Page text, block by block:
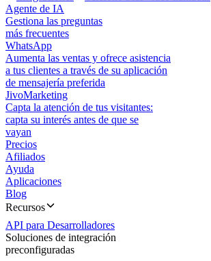
Agente de IA
Gestiona las preguntas
más frecuentes
WhatsApp
Aumenta las ventas y ofrece asistencia
a tus clientes a través de su aplicación
de mensajería preferida
JivoMarketing
Capta la atención de tus visitantes:
capta su interés antes de que se
vayan
Precios
Afiliados
Ayuda
Aplicaciones
Blog
Recursos
API para Desarrolladores
Soluciones de integración
preconfiguradas